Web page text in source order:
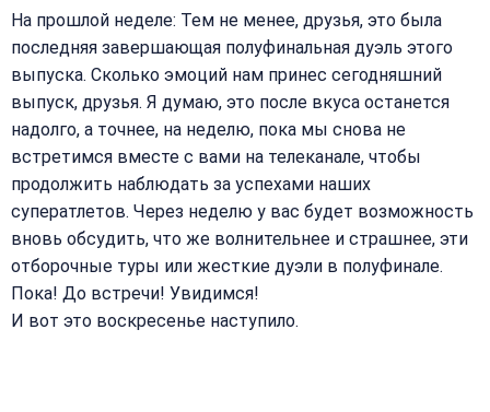
На прошлой неделе: Тем не менее, друзья, это была
последняя завершающая полуфинальная дуэль этого
выпуска. Сколько эмоций нам принес сегодняшний
выпуск, друзья. Я думаю, это после вкуса останется
надолго, а точнее, на неделю, пока мы снова не
встретимся вместе с вами на телеканале, чтобы
продолжить наблюдать за успехами наших
суператлетов. Через неделю у вас будет возможность
вновь обсудить, что же волнительнее и страшнее, эти
отборочные туры или жесткие дуэли в полуфинале.
Пока! До встречи! Увидимся!
И вот это воскресенье наступило.